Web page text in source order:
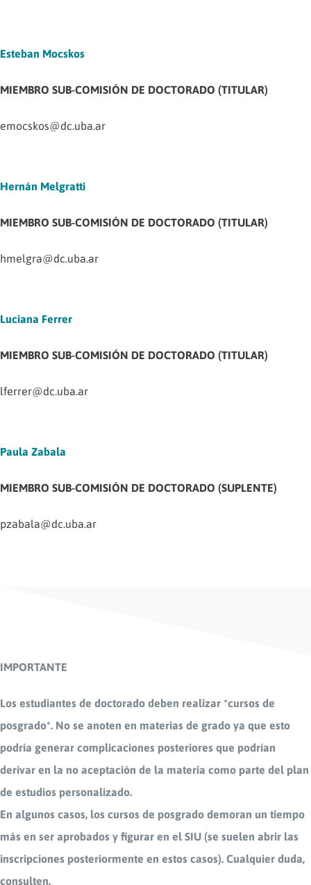
Esteban Mocskos
MIEMBRO SUB-COMISIÓN DE DOCTORADO (TITULAR)
emocskos@dc.uba.ar
Hernán Melgratti
MIEMBRO SUB-COMISIÓN DE DOCTORADO (TITULAR)
hmelgra@dc.uba.ar
Luciana Ferrer
MIEMBRO SUB-COMISIÓN DE DOCTORADO (TITULAR)
lferrer@dc.uba.ar
Paula Zabala
MIEMBRO SUB-COMISIÓN DE DOCTORADO (SUPLENTE)
pzabala@dc.uba.ar
IMPORTANTE
Los estudiantes de doctorado deben realizar *cursos de
posgrado*. No se anoten en materias de grado ya que esto
podría generar complicaciones posteriores que podrían
derivar en la no aceptación de la materia como parte del plan
de estudios personalizado.
En algunos casos, los cursos de posgrado demoran un tiempo
más en ser aprobados y figurar en el SIU (se suelen abrir las
inscripciones posteriormente en estos casos). Cualquier duda,
consulten.